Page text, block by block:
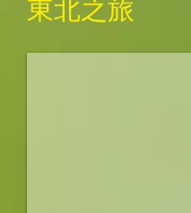
東北之旅